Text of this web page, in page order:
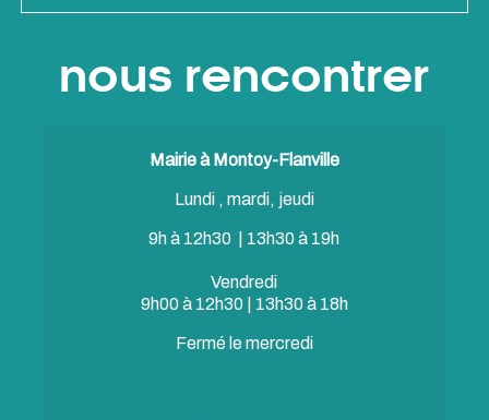
nous rencontrer
Mairie à Montoy-Flanville
Lundi , mardi, jeudi
9h à 12h30 | 13h30 à 19h
Vendredi
9h00 à 12h30 | 13h30 à 18h
Fermé le mercredi